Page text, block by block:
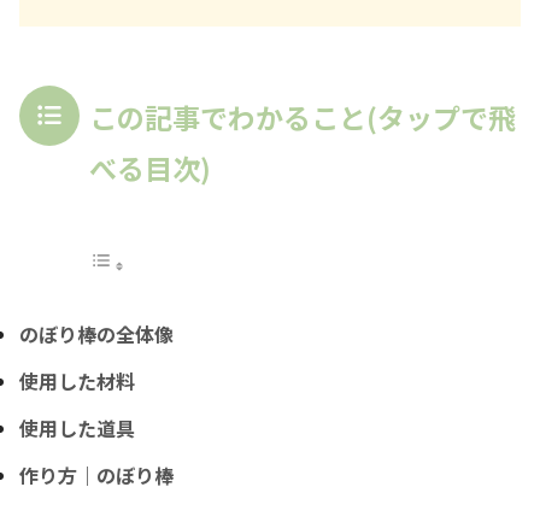
この記事でわかること(タップで飛
べる目次)
のぼり棒の全体像
使用した材料
使用した道具
作り方｜のぼり棒